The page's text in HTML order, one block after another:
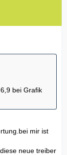
bei Grafik
mir ist
neue treiber